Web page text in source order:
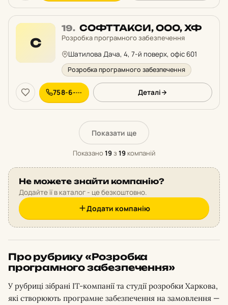
С
19. Місце
19
рейтингу:
СОФТТАКСИ, ООО, ХФ
Розробка програмного забезпечення
Шатилова Дача, 4, 7-й поверх, офіс 601
Розробка програмного забезпечення
758-6-··· Деталі
Показати ще
Показано 19з 19 компаній
Не можете знайти компанію?
Додайте її в каталог - це безкоштовно.
Додати компанію
Про рубрику «Розробка
програмного забезпечення»
У рубриці зібрані IT-компанії та студії розробки Харкова,
які створюють програмне забезпечення на замовлення —